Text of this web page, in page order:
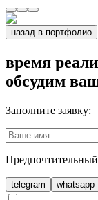
назад в портфолио
время
обсудим
Заполните заявку:
Предпочтительный
telegram whatsapp